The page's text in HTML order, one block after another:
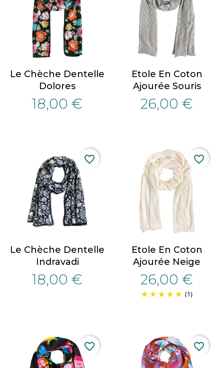
Le Chèche Dentelle
Dolores
18,00 €
Etole En Coton
Ajourée Souris
26,00 €
Le Chèche Dentelle
Indravadi
18,00 €
favorite_border
Etole En Coton
Ajourée Neige
26,00 €
(1)
favorite_border
favorite_border favorite_border